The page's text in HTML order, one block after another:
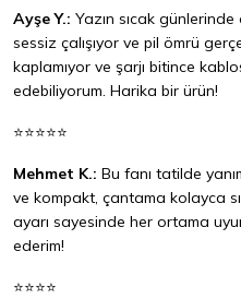
Ayşe Y.: Yazın sıcak
sessiz çalışıyor ve pil ömrü
kaplamıyor ve şarjı bitince
edebiliyorum. Harika bir ürün!
⭐⭐⭐⭐⭐
Mehmet K.: Bu fanı tatilde
ve kompakt, çantama kolayca
ayarı sayesinde her ortama
ederim!
⭐⭐⭐⭐